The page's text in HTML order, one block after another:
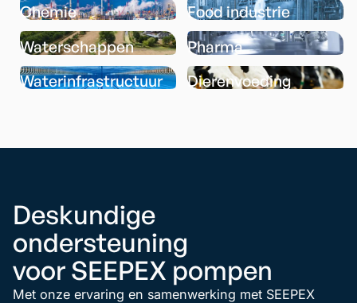
Chemie
Food industrie
Waterschappen
Pharma
Waterinfrastructuur
Dierenvoeding
Deskundige
ondersteuning
voor SEEPEX pompen
Met onze ervaring en samenwerking met SEEPEX